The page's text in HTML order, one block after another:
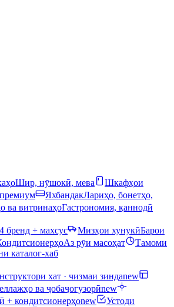
Шир, нӯшокӣ, мева
Шкафҳои
ЯхбандакЛариҳо, бонетҳо,
ва витринаҳоГастрономия, қаннодӣ
4 бренд + махсус Мизҳои хунукӣБарои
Аз рӯи масоҳат
Тамоми
каталог-хаб
хат · чизмаи зиндаnew
ва ҷобаҷогузорӣnew
+ кондитсионерҳоnew
Устоди